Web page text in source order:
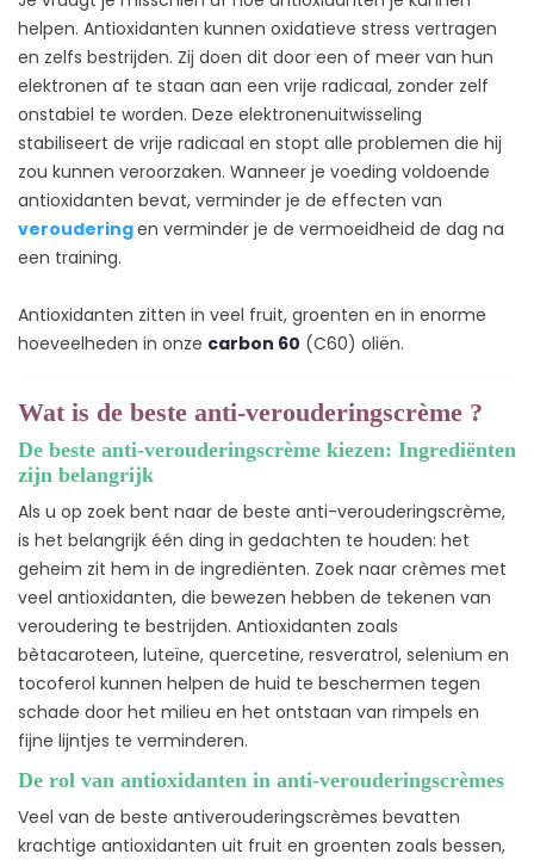
helpen. Antioxidanten kunnen oxidatieve stress vertragen
en zelfs bestrijden. Zij doen dit door een of meer van hun
elektronen af te staan aan een vrije radicaal, zonder zelf
onstabiel te worden. Deze elektronenuitwisseling
stabiliseert de vrije radicaal en stopt alle problemen die hij
zou kunnen veroorzaken. Wanneer je voeding voldoende
antioxidanten bevat, verminder je de effecten van
verouderingen verminder je de vermoeidheid de dag na
een training.
Antioxidanten zitten in veel fruit, groenten en in enorme
hoeveelheden in onze carbon 60 (C60) oliën.
Wat is de beste anti-verouderingscrème ?
De beste anti-verouderingscrème kiezen: Ingrediënten
zijn belangrijk
Als u op zoek bent naar de beste anti-verouderingscrème,
is het belangrijk één ding in gedachten te houden: het
geheim zit hem in de ingrediënten. Zoek naar crèmes met
veel antioxidanten, die bewezen hebben de tekenen van
veroudering te bestrijden. Antioxidanten zoals
bètacaroteen, luteïne, quercetine, resveratrol, selenium en
tocoferol kunnen helpen de huid te beschermen tegen
schade door het milieu en het ontstaan van rimpels en
fijne lijntjes te verminderen.
De rol van antioxidanten in anti-verouderingscrèmes
Veel van de beste antiverouderingscrèmes bevatten
krachtige antioxidanten uit fruit en groenten zoals bessen,